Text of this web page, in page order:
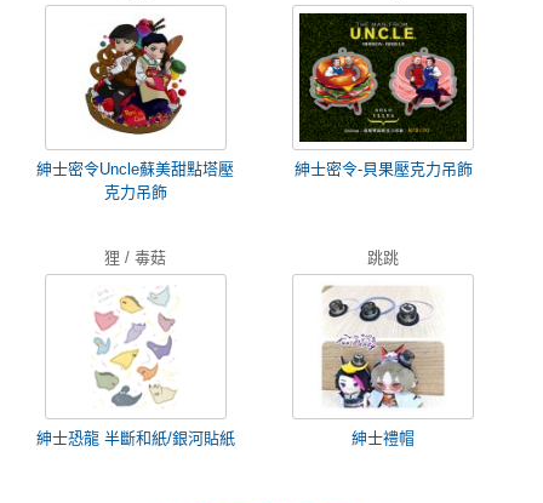
紳士密令Uncle蘇美甜點塔壓
克力吊飾
紳士密令-貝果壓克力吊飾
狸 / 毒菇
紳士恐龍 半斷和紙/銀河貼紙
跳跳
紳士禮帽